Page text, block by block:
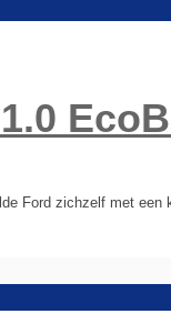
Ford zichzelf met een